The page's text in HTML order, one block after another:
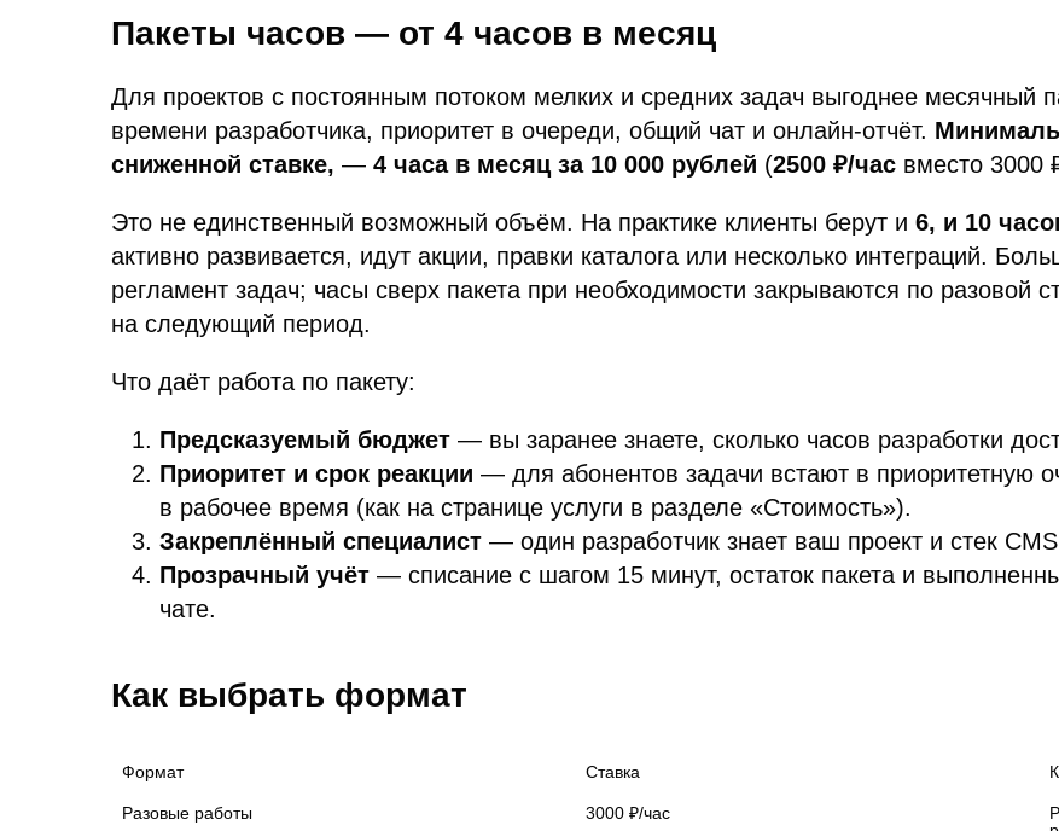
Пакеты часов — от 4 часов в месяц
Для проектов с постоянным потоком мелких и средних задач выгоднее месячный
времени разработчика, приоритет в очереди, общий чат и онлайн-отчёт.
сниженной ставке, — 4 часа в месяц за 10 000 рублей (2500 ₽/час вместо 3000
Это не единственный возможный объём. На практике клиенты берут и 6, и 10
активно развивается, идут акции, правки каталога или несколько интеграций.
регламент задач; часы сверх пакета при необходимости закрываются по разовой
на следующий период.
Что даёт работа по пакету:
Предсказуемый бюджет — вы заранее знаете, сколько часов разработки
Приоритет и срок реакции — для абонентов задачи встают в приоритетную
в рабочее время (как на странице услуги в разделе «Стоимость»).
Закреплённый специалист — один разработчик знает ваш проект и стек
Прозрачный учёт — списание с шагом 15 минут, остаток пакета и
чате.
Как выбрать формат
Формат Ставка
Разовые работы 3000 ₽/час